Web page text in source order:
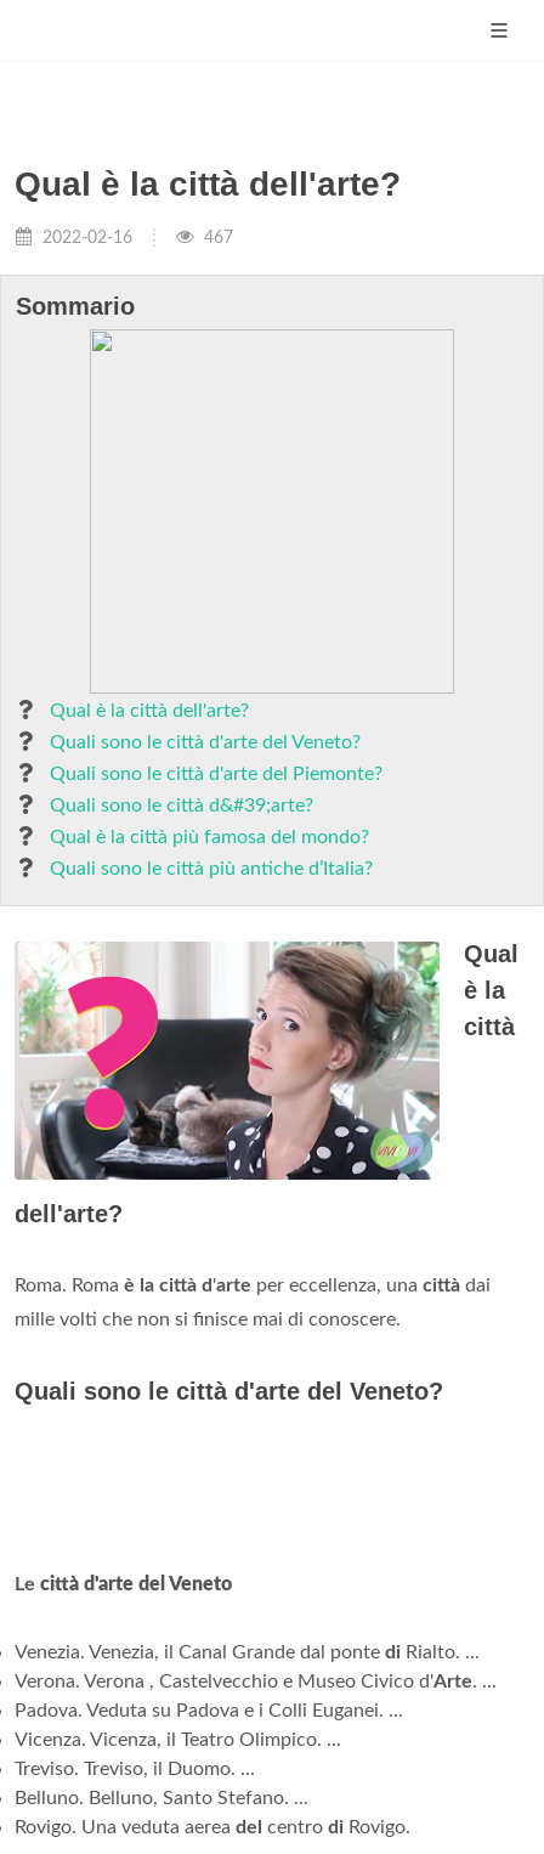
Qual è la città dell'arte?
2022-02-16 467
Sommario
Qual è la città dell'arte?
Quali sono le città d'arte del Veneto?
Quali sono le città d'arte del Piemonte?
Quali sono le città d&#39;arte?
Qual è la città più famosa del mondo?
Quali sono le città più antiche d’Italia?
Qual
è la
città
dell'arte?
Roma. Roma è la città d'arte per eccellenza, una città dai
mille volti che non si finisce mai di conoscere.
Quali sono le città d'arte del Veneto?
Le città d'arte del Veneto
Venezia. Venezia, il Canal Grande dal ponte di Rialto. ...
Verona. Verona , Castelvecchio e Museo Civico d'Arte. ...
Padova. Veduta su Padova e i Colli Euganei. ...
Vicenza. Vicenza, il Teatro Olimpico. ...
Treviso. Treviso, il Duomo. ...
Belluno. Belluno, Santo Stefano. ...
Rovigo. Una veduta aerea del centro di Rovigo.